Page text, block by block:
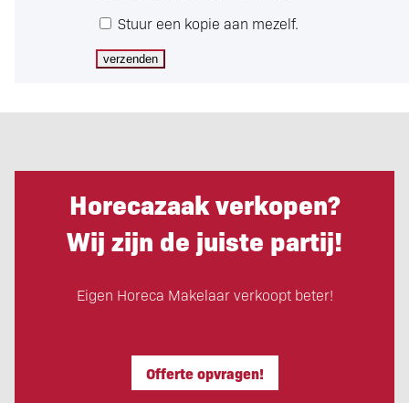
Stuur een kopie aan mezelf.
Horecazaak verkopen?
Wij zijn de juiste partij!
Eigen Horeca Makelaar verkoopt beter!
Offerte opvragen!